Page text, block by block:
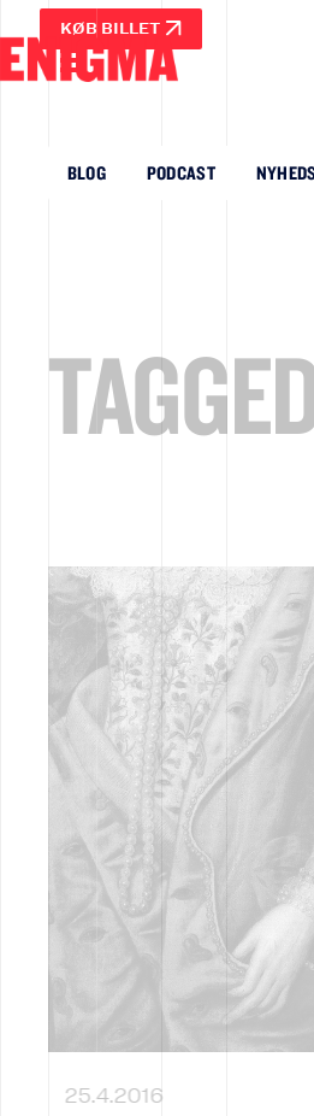
KØB BILLET
BLOG PODCAST
25.4.2016